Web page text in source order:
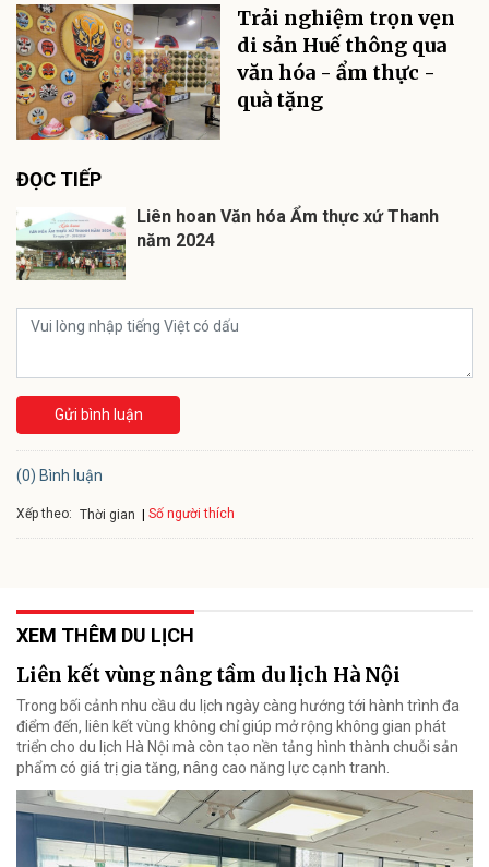
Trải nghiệm trọn vẹn
di sản Huế thông qua
văn hóa - ẩm thực -
quà tặng
ĐỌC TIẾP
Liên hoan Văn hóa Ẩm thực xứ Thanh
năm 2024
Gửi bình luận
(0) Bình luận
Xếp theo: Thời gian Số người thích
XEM THÊM DU LỊCH
Liên kết vùng nâng tầm du lịch Hà Nội
Trong bối cảnh nhu cầu du lịch ngày càng hướng tới hành trình đa
điểm đến, liên kết vùng không chỉ giúp mở rộng không gian phát
triển cho du lịch Hà Nội mà còn tạo nền tảng hình thành chuỗi sản
phẩm có giá trị gia tăng, nâng cao năng lực cạnh tranh.